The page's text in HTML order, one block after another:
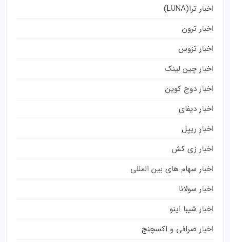
اخبار ترا(LUNA)
اخبار ترون
اخبار تزوس
اخبار چین لینک
اخبار دوج کوین
اخبار دیفای
اخبار ریپل
اخبار زی کش
اخبار سهام های بین المللی
اخبار سولانا
اخبار شیبا اینو
اخبار صرافی و اکسچنج